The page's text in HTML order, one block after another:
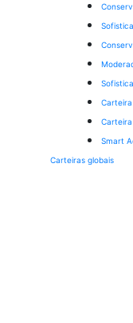
Smart
Carteiras globais